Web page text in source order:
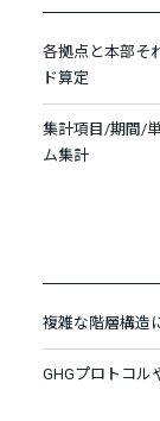
各拠点と本部そ
ド算定
集計項目/期間/
ム集計
複雑な階層構造
GHGプロトコル